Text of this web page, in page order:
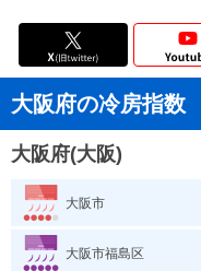
大阪府の冷房指数
大阪府(大阪)
大阪市
大阪市福島区